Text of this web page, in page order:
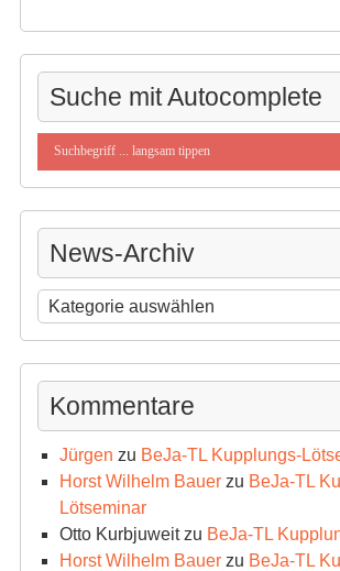
Suche mit Autocomplete
News-Archiv
News-
Archiv
Kommentare
Jürgen zu BeJa-TL Kupplungs-
Horst Wilhelm Bauerzu BeJa-TL
Lötseminar
Otto Kurbjuweitzu BeJa-TL
Horst Wilhelm Bauerzu BeJa-TL